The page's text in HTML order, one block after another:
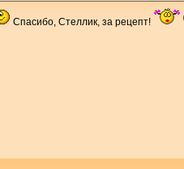
Спасибо, Стеллик, за рецепт!